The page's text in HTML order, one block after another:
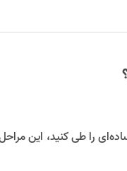
را طی کنید، این